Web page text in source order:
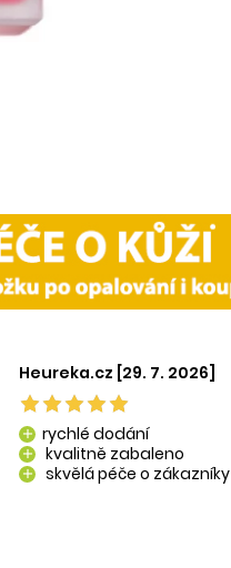
Heureka.cz [29. 7. 2026]
add rychlé dodání
add kvalitně zabaleno
add skvělá péče o zákazníky